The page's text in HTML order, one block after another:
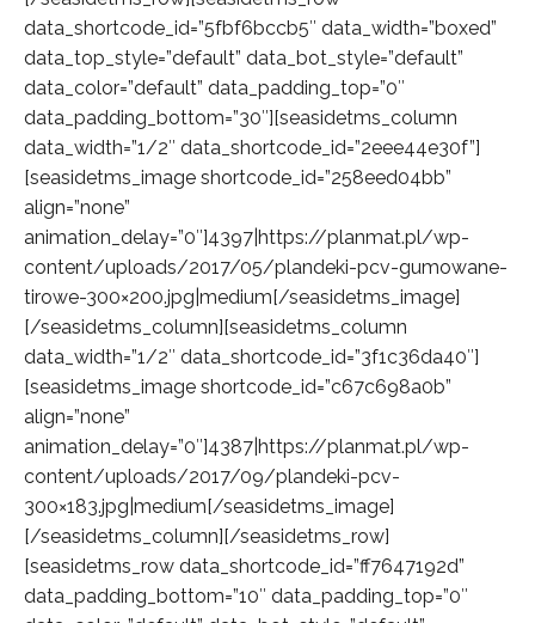
data_shortcode_id=”5fbf6bccb5″ data_width=”boxed”
data_top_style=”default” data_bot_style=”default”
data_color=”default” data_padding_top=”0″
data_padding_bottom=”30″][seasidetms_column
data_width=”1/2″ data_shortcode_id=”2eee44e30f”]
[seasidetms_image shortcode_id=”258eed04bb”
align=”none”
animation_delay=”0″]4397|https://planmat.pl/wp-
content/uploads/2017/05/plandeki-pcv-gumowane-
tirowe-300×200.jpg|medium[/seasidetms_image]
[/seasidetms_column][seasidetms_column
data_width=”1/2″ data_shortcode_id=”3f1c36da40″]
[seasidetms_image shortcode_id=”c67c698a0b”
align=”none”
animation_delay=”0″]4387|https://planmat.pl/wp-
content/uploads/2017/09/plandeki-pcv-
300×183.jpg|medium[/seasidetms_image]
[/seasidetms_column][/seasidetms_row]
[seasidetms_row data_shortcode_id=”ff7647192d”
data_padding_bottom=”10″ data_padding_top=”0″